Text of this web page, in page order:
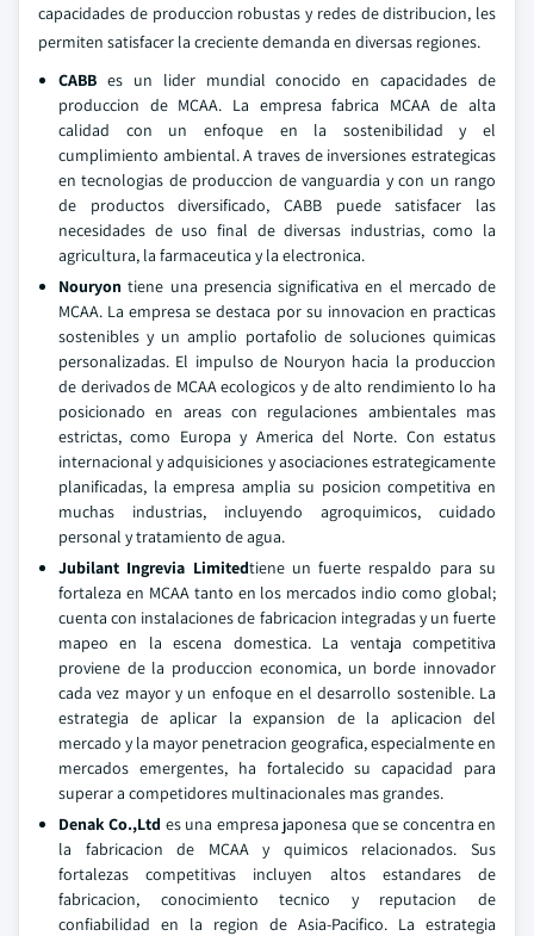
capacidades de produccion robustas y redes de distribucion, les
permiten satisfacer la creciente demanda en diversas regiones.
CABB es un lider mundial conocido en capacidades de
produccion de MCAA. La empresa fabrica MCAA de alta
calidad con un enfoque en la sostenibilidad y el
cumplimiento ambiental. A traves de inversiones estrategicas
en tecnologias de produccion de vanguardia y con un rango
de productos diversificado, CABB puede satisfacer las
necesidades de uso final de diversas industrias, como la
agricultura, la farmaceutica y la electronica.
Nouryon tiene una presencia significativa en el mercado de
MCAA. La empresa se destaca por su innovacion en practicas
sostenibles y un amplio portafolio de soluciones quimicas
personalizadas. El impulso de Nouryon hacia la produccion
de derivados de MCAA ecologicos y de alto rendimiento lo ha
posicionado en areas con regulaciones ambientales mas
estrictas, como Europa y America del Norte. Con estatus
internacional y adquisiciones y asociaciones estrategicamente
planificadas, la empresa amplia su posicion competitiva en
muchas industrias, incluyendo agroquimicos, cuidado
personal y tratamiento de agua.
Jubilant Ingrevia Limitedtiene un fuerte respaldo para su
fortaleza en MCAA tanto en los mercados indio como global;
cuenta con instalaciones de fabricacion integradas y un fuerte
mapeo en la escena domestica. La ventaja competitiva
proviene de la produccion economica, un borde innovador
cada vez mayor y un enfoque en el desarrollo sostenible. La
estrategia de aplicar la expansion de la aplicacion del
mercado y la mayor penetracion geografica, especialmente en
mercados emergentes, ha fortalecido su capacidad para
superar a competidores multinacionales mas grandes.
Denak Co.,Ltd es una empresa japonesa que se concentra en
la fabricacion de MCAA y quimicos relacionados. Sus
fortalezas competitivas incluyen altos estandares de
fabricacion, conocimiento tecnico y reputacion de
confiabilidad en la region de Asia-Pacifico. La estrategia